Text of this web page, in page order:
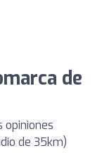
de
opiniones
de 35km)